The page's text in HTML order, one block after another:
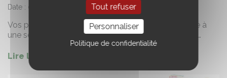
Date : 03/09/2026
Vos prairies naturelles peuvent être dégradées suite à
une sécheresse, un dégât de gibier, du surpâturage …
Lire la suite de l'article
Tout refuser
Personnaliser
Politique de confidentialité